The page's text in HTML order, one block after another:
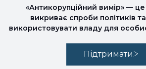
«Антикорупційний вимір» —
викриває спроби політиків
використовувати владу для
Підтримати